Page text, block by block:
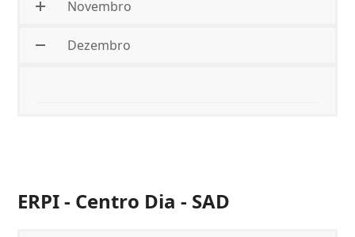
Novembro
Dezembro
ERPI - Centro Dia - SAD